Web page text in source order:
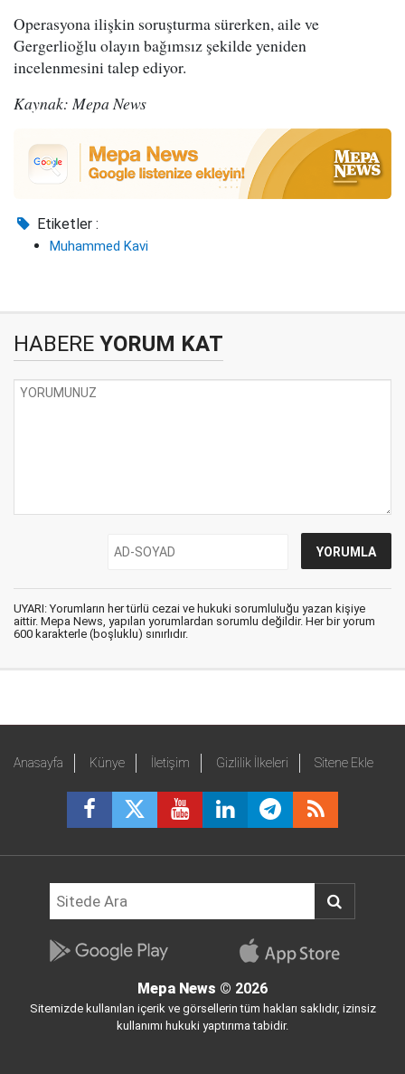
Operasyona ilişkin soruşturma sürerken, aile ve
Gergerlioğlu olayın bağımsız şekilde yeniden
incelenmesini talep ediyor.
Kaynak: Mepa News
Etiketler :
Muhammed Kavi
HABERE YORUM KAT
UYARI: Yorumların her türlü cezai ve hukuki sorumluluğu yazan kişiye
aittir. Mepa News, yapılan yorumlardan sorumlu değildir. Her bir yorum
600 karakterle (boşluklu) sınırlıdır.
Anasayfa Künye İletişim Gizlilik İlkeleri Sitene Ekle
Mepa News © 2026
Sitemizde kullanılan içerik ve görsellerin tüm hakları saklıdır, izinsiz
kullanımı hukuki yaptırıma tabidir.